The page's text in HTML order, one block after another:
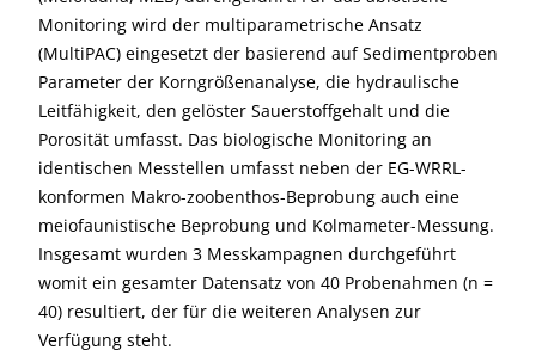
Monitoring wird der multiparametrische Ansatz
(MultiPAC) eingesetzt der basierend auf Sedimentproben
Parameter der Korngrößenanalyse, die hydraulische
Leitfähigkeit, den gelöster Sauerstoffgehalt und die
Porosität umfasst. Das biologische Monitoring an
identischen Messtellen umfasst neben der EG-WRRL-
konformen Makro-zoobenthos-Beprobung auch eine
meiofaunistische Beprobung und Kolmameter-Messung.
Insgesamt wurden 3 Messkampagnen durchgeführt
womit ein gesamter Datensatz von 40 Probenahmen (n =
40) resultiert, der für die weiteren Analysen zur
Verfügung steht.